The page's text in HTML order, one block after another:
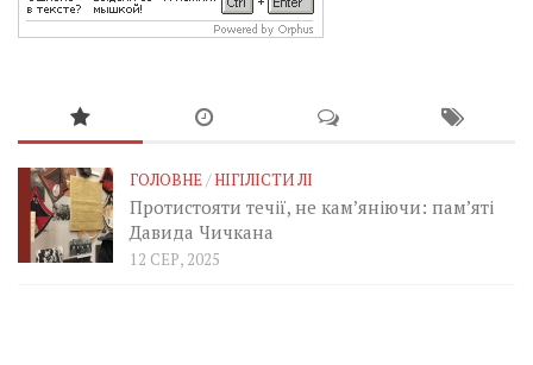
ГОЛОВНЕ/НІГІЛІСТИ ЛІ
Протистояти течії, не кам’яніючи: пам’яті
Давида Чичкана
12 СЕР, 2025